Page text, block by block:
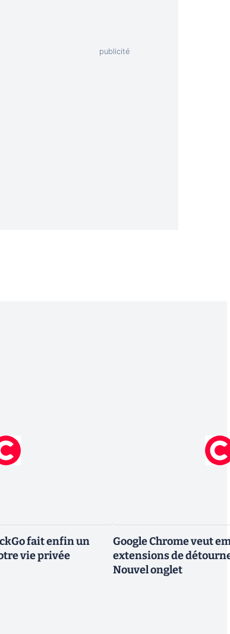
fait enfin un
vie privée
Google Chrome veut
extensions de
Nouvel onglet